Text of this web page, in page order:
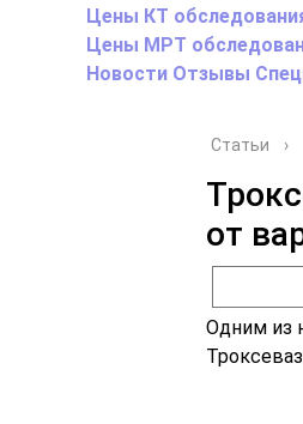
Цены КТ
Цены МРТ
Новости Отзывы
Статьи ›
от
Одним из